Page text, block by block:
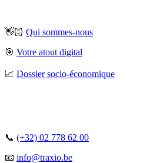
👋🏻 Qui sommes-nous
🎯 Votre atout digital
📈 Dossier socio-économique
📞 (+32) 02 778 62 00
📧 info@traxio.be